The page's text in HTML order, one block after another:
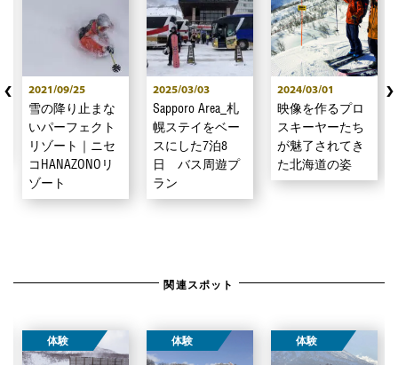
2021/09/25
雪の降り止まな
いパーフェクト
リゾート｜ニセ
コHANAZONOリ
ゾート
2025/03/03
Sapporo Area_札
幌ステイをベー
スにした7泊8
日 バス周遊プ
ラン
2024/03/01
映像を作るプロ
スキーヤーたち
が魅了されてき
た北海道の姿
関連スポット
体験 体験 体験